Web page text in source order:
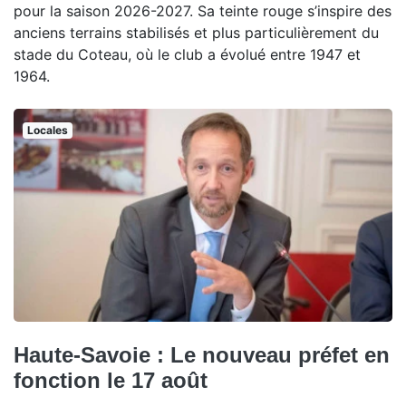
pour la saison 2026-2027. Sa teinte rouge s’inspire des
anciens terrains stabilisés et plus particulièrement du
stade du Coteau, où le club a évolué entre 1947 et
1964.
Locales
Haute-Savoie : Le nouveau préfet en
fonction le 17 août